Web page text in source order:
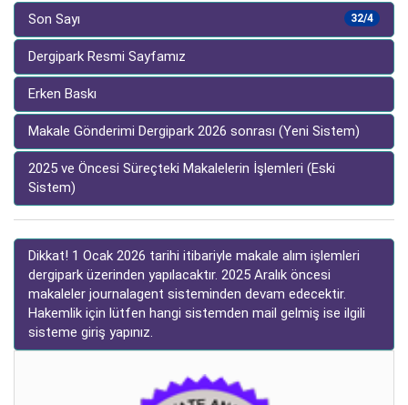
32/4
Son Sayı
Dergipark Resmi Sayfamız
Erken Baskı
Makale Gönderimi Dergipark 2026 sonrası (Yeni Sistem)
2025 ve Öncesi Süreçteki Makalelerin İşlemleri (Eski
Sistem)
Dikkat! 1 Ocak 2026 tarihi itibariyle makale alım işlemleri
dergipark üzerinden yapılacaktır. 2025 Aralık öncesi
makaleler journalagent sisteminden devam edecektir.
Hakemlik için lütfen hangi sistemden mail gelmiş ise ilgili
sisteme giriş yapınız.